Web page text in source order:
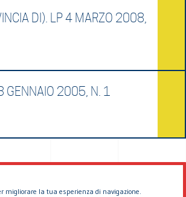
migliorare la tua esperienza di navigazione.
DI). LP 4 MARZO 2008,
GENNAIO 2005, N. 1